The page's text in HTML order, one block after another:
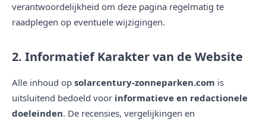
verantwoordelijkheid om deze pagina regelmatig te
raadplegen op eventuele wijzigingen.
2. Informatief Karakter van de Website
Alle inhoud op solarcentury-zonneparken.com is
uitsluitend bedoeld voor informatieve en redactionele
doeleinden. De recensies, vergelijkingen en